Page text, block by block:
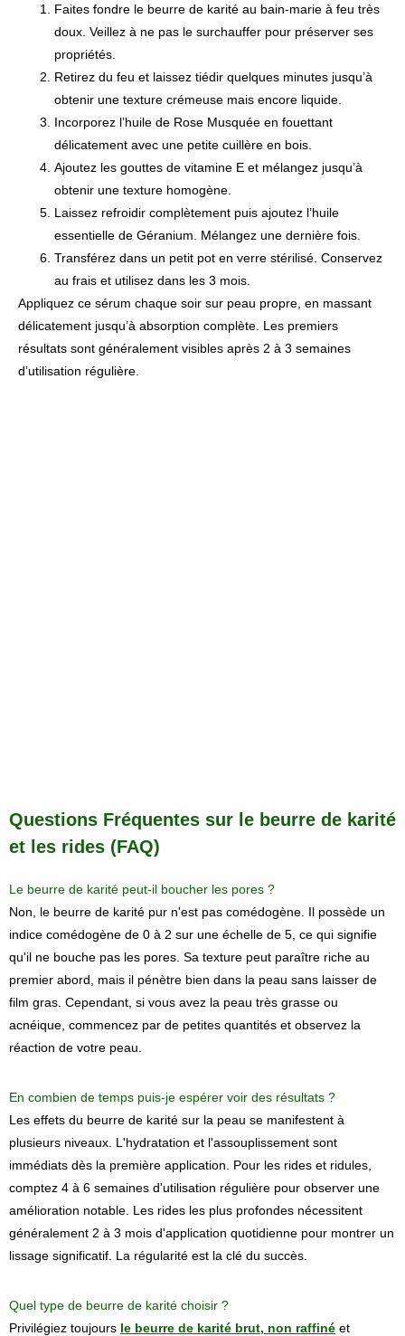
Faites fondre le beurre de karité au bain-marie à feu très
doux. Veillez à ne pas le surchauffer pour préserver ses
propriétés.
Retirez du feu et laissez tiédir quelques minutes jusqu’à
obtenir une texture crémeuse mais encore liquide.
Incorporez l’huile de Rose Musquée en fouettant
délicatement avec une petite cuillère en bois.
Ajoutez les gouttes de vitamine E et mélangez jusqu’à
obtenir une texture homogène.
Laissez refroidir complètement puis ajoutez l’huile
essentielle de Géranium. Mélangez une dernière fois.
Transférez dans un petit pot en verre stérilisé. Conservez
au frais et utilisez dans les 3 mois.
Appliquez ce sérum chaque soir sur peau propre, en massant
délicatement jusqu’à absorption complète. Les premiers
résultats sont généralement visibles après 2 à 3 semaines
d’utilisation régulière.
Questions Fréquentes sur le beurre de karité
et les rides (FAQ)
Le beurre de karité peut-il boucher les pores ?
Non, le beurre de karité pur n'est pas comédogène. Il possède un
indice comédogène de 0 à 2 sur une échelle de 5, ce qui signifie
qu'il ne bouche pas les pores. Sa texture peut paraître riche au
premier abord, mais il pénètre bien dans la peau sans laisser de
film gras. Cependant, si vous avez la peau très grasse ou
acnéique, commencez par de petites quantités et observez la
réaction de votre peau.
En combien de temps puis-je espérer voir des résultats ?
Les effets du beurre de karité sur la peau se manifestent à
plusieurs niveaux. L'hydratation et l'assouplissement sont
immédiats dès la première application. Pour les rides et ridules,
comptez 4 à 6 semaines d'utilisation régulière pour observer une
amélioration notable. Les rides les plus profondes nécessitent
généralement 2 à 3 mois d'application quotidienne pour montrer un
lissage significatif. La régularité est la clé du succès.
Quel type de beurre de karité choisir ?
Privilégiez toujours le beurre de karité brut, non raffiné et